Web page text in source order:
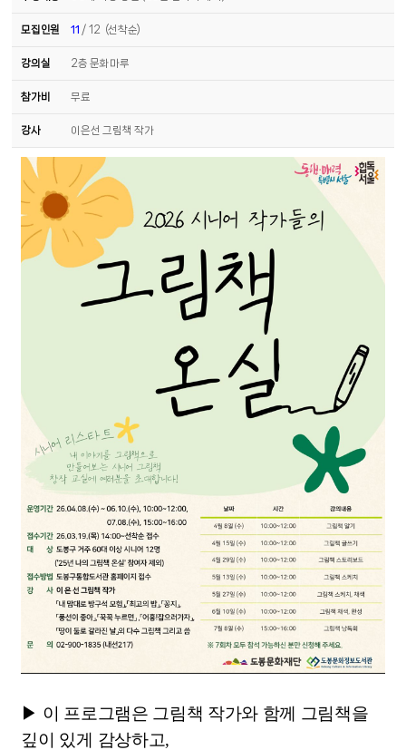
모집인원 11 / 12 (선착순)
강의실 2층 문화마루
참가비 무료
강사 이은선 그림책 작가
▶ 이 프로그램은 그림책 작가와 함께 그림책을
깊이 있게 감상하고,